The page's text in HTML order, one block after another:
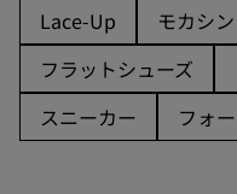
Lace-Up
モカシン
フラットシューズ
スニーカー
フォ